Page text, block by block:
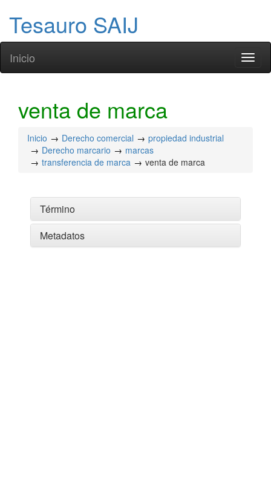
Tesauro SAIJ
Inicio
venta de marca
Inicio Derecho comercial
propiedad industrial
Derecho marcario
marcas
transferencia de marca
venta de marca
Término
Metadatos